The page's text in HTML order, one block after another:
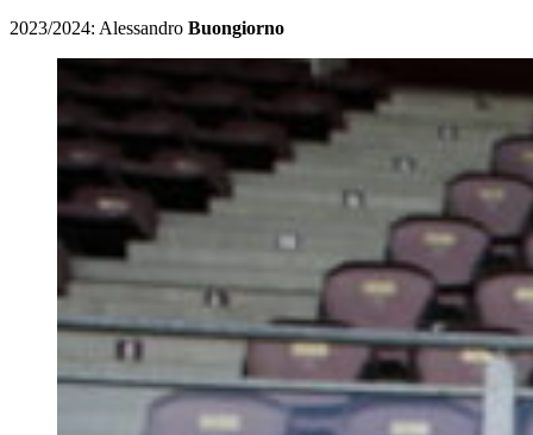
2023/2024: Alessandro Buongiorno